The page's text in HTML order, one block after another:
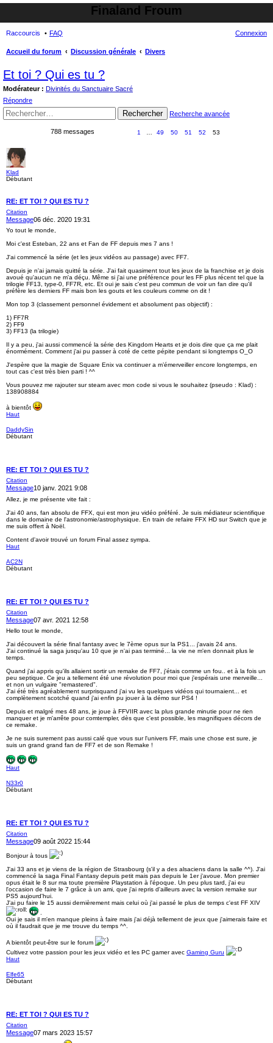
Finaland Froum
Raccourcis FAQ Connexion
Accueil du forum Discussion générale
Divers
Et toi ? Qui es tu ?
Modérateur : Divinités du Sanctuaire Sacré
Répondre
Rechercher Recherche avancée
788 messages 1 49 50 51 52 53
Klad
Débutant
RE: ET TOI ? QUI ES TU ?
Citation
Message06 déc. 2020 19:31
Yo tout le monde,
Moi c'est Esteban, 22 ans et Fan de FF depuis mes 7 ans !
J'ai commencé la série (et les jeux vidéos au passage) avec FF7.
Depuis je n'ai jamais quitté la série. J'ai fait quasiment tout les jeux de la franchise et je dois
avoué qu'aucun ne m'a déçu. Même si j'ai une préférence pour les FF plus récent tel que la
trilogie FF13, type-0, FF7R, etc. Et oui je sais c'est peu commun de voir un fan dire qu'il
préfère les derniers FF mais bon les gouts et les couleurs comme on dit !
Mon top 3 (classement personnel évidement et absolument pas objectif) :
1) FF7R
2) FF9
3) FF13 (la trilogie)
Il y a peu, j'ai aussi commencé la série des Kingdom Hearts et je dois dire que ça me plait
énormément. Comment j'ai pu passer à coté de cette pépite pendant si longtemps O_O
J'espère que la magie de Square Enix va continuer a m’émerveiller encore longtemps, en
tout cas c'est très bien parti ! ^^
Vous pouvez me rajouter sur steam avec mon code si vous le souhaitez (pseudo : Klad) :
138908884
à bientôt
Haut
DaddySin
Débutant
RE: ET TOI ? QUI ES TU ?
Citation
Message10 janv. 2021 9:08
Allez, je me présente vite fait :
J'ai 40 ans, fan absolu de FFX, qui est mon jeu vidéo préféré. Je suis médiateur scientifique
dans le domaine de l'astronomie/astrophysique. En train de refaire FFX HD sur Switch que je
me suis offert à Noël.
Content d'avoir trouvé un forum Final assez sympa.
Haut
AC2N
Débutant
RE: ET TOI ? QUI ES TU ?
Citation
Message07 avr. 2021 12:58
Hello tout le monde,
J'ai découvert la série final fantasy avec le 7ème opus sur la PS1... j'avais 24 ans.
J'ai continué la saga jusqu'au 10 que je n'ai pas terminé... la vie ne m'en donnait plus le
temps.
Quand j'ai appris qu'ils allaient sortir un remake de FF7, j'étais comme un fou.. et à la fois un
peu septique. Ce jeu a tellement été une révolution pour moi que j'espérais une merveille...
et non un vulgaire "remastered".
J'ai été très agréablement surprisquand j'ai vu les quelques vidéos qui tournaient... et
complètement scotché quand j'ai enfin pu jouer à la démo sur PS4 !
Depuis et malgré mes 48 ans, je joue à FFVIIR avec la plus grande minutie pour ne rien
manquer et je m'arrête pour comtempler, dès que c'est possible, les magnifiques décors de
ce remake.
Je ne suis surement pas aussi calé que vous sur l'univers FF, mais une chose est sure, je
suis un grand grand fan de FF7 et de son Remake !
Haut
N33r0
Débutant
RE: ET TOI ? QUI ES TU ?
Citation
Message09 août 2022 15:44
Bonjour à tous
J'ai 33 ans et je viens de la région de Strasbourg (s'il y a des alsaciens dans la salle ^^). J'ai
commencé la saga Final Fantasy depuis petit mais pas depuis le 1er j'avoue. Mon premier
opus était le 8 sur ma toute première Playstation à l'époque. Un peu plus tard, j'ai eu
l'occasion de faire le 7 grâce à un ami, que j'ai repris d'ailleurs avec la version remake sur
PS5 aujourd'hui.
J'ai pu faire le 15 aussi dernièrement mais celui où j'ai passé le plus de temps c'est FF XIV
Oui je sais il m'en manque pleins à faire mais j'ai déjà tellement de jeux que j'aimerais faire et
où il faudrait que je me trouve du temps ^^.
A bientôt peut-être sur le forum
Cultivez votre passion pour les jeux vidéo et les PC gamer avec Gaming Guru
Haut
Elfe65
Débutant
RE: ET TOI ? QUI ES TU ?
Citation
Message07 mars 2023 15:57